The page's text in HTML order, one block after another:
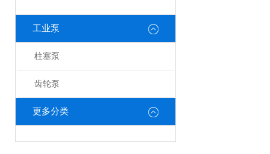
工业泵
柱塞泵
齿轮泵
更多分类